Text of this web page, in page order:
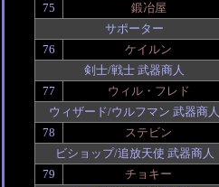
75
鍛冶屋
サポーター
76
ケイルン
剣士/戦士 武器商人
77
ウィル・フレド
ウィザード/ウルフマン 武器商人
78
ステビン
ビショップ/追放天使 武器商人
79
チョキー